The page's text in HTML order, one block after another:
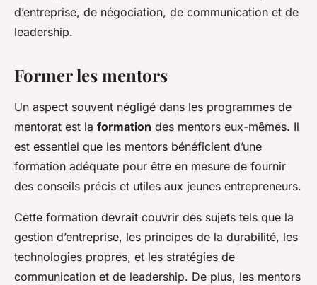
d’entreprise, de négociation, de communication et de
leadership.
Former les mentors
Un aspect souvent négligé dans les programmes de
mentorat est la formation des mentors eux-mêmes. Il
est essentiel que les mentors bénéficient d’une
formation adéquate pour être en mesure de fournir
des conseils précis et utiles aux jeunes entrepreneurs.
Cette formation devrait couvrir des sujets tels que la
gestion d’entreprise, les principes de la durabilité, les
technologies propres, et les stratégies de
communication et de leadership. De plus, les mentors